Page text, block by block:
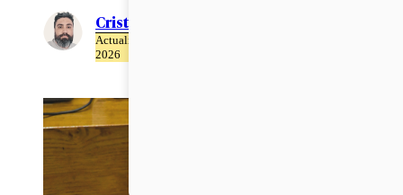
Cristián Meza
Actualizado el 03 de Julio del
2026